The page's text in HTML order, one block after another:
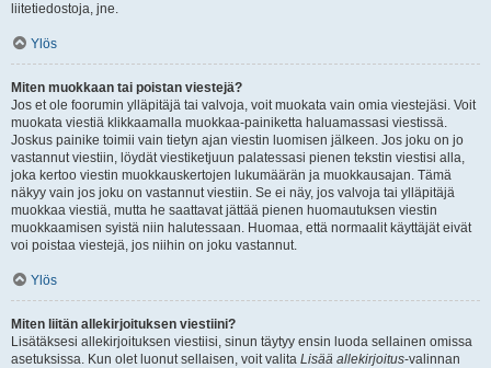
liitetiedostoja, jne.
Ylös
Miten muokkaan tai poistan viestejä?
Jos et ole foorumin ylläpitäjä tai valvoja, voit muokata vain omia viestejäsi. Voit
muokata viestiä klikkaamalla muokkaa-painiketta haluamassasi viestissä.
Joskus painike toimii vain tietyn ajan viestin luomisen jälkeen. Jos joku on jo
vastannut viestiin, löydät viestiketjuun palatessasi pienen tekstin viestisi alla,
joka kertoo viestin muokkauskertojen lukumäärän ja muokkausajan. Tämä
näkyy vain jos joku on vastannut viestiin. Se ei näy, jos valvoja tai ylläpitäjä
muokkaa viestiä, mutta he saattavat jättää pienen huomautuksen viestin
muokkaamisen syistä niin halutessaan. Huomaa, että normaalit käyttäjät eivät
voi poistaa viestejä, jos niihin on joku vastannut.
Ylös
Miten liitän allekirjoituksen viestiini?
Lisätäksesi allekirjoituksen viestiisi, sinun täytyy ensin luoda sellainen omissa
asetuksissa. Kun olet luonut sellaisen, voit valita Lisää allekirjoitus-valinnan